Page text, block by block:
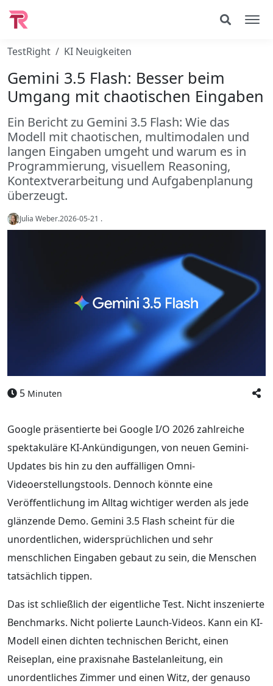
TestRight KI Neuigkeiten
Gemini 3.5 Flash: Besser beim
Umgang mit chaotischen Eingaben
Ein Bericht zu Gemini 3.5 Flash: Wie das
Modell mit chaotischen, multimodalen und
langen Eingaben umgeht und warum es in
Programmierung, visuellem Reasoning,
Kontextverarbeitung und Aufgabenplanung
überzeugt.
Julia Weber.2026-05-21 .
5 Minuten
Google präsentierte bei Google I/O 2026 zahlreiche
spektakuläre KI-Ankündigungen, von neuen Gemini-
Updates bis hin zu den auffälligen Omni-
Videoerstellungstools. Dennoch könnte eine
Veröffentlichung im Alltag wichtiger werden als jede
glänzende Demo. Gemini 3.5 Flash scheint für die
unordentlichen, widersprüchlichen und sehr
menschlichen Eingaben gebaut zu sein, die Menschen
tatsächlich tippen.
Das ist schließlich der eigentliche Test. Nicht inszenierte
Benchmarks. Nicht polierte Launch-Videos. Kann ein KI-
Modell einen dichten technischen Bericht, einen
Reiseplan, eine praxisnahe Bastelanleitung, ein
unordentliches Zimmer und einen Witz, der genauso